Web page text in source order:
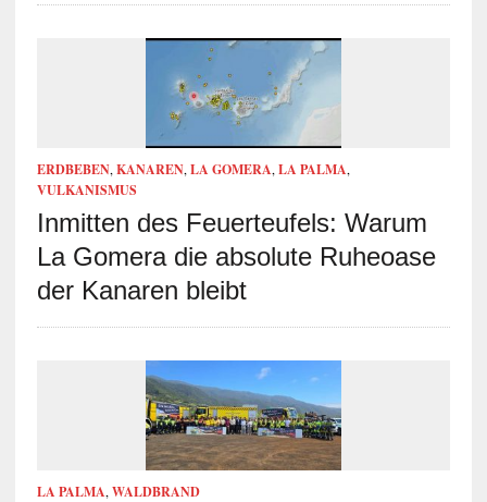
ERDBEBEN, KANAREN, LA GOMERA, LA PALMA,
VULKANISMUS
Inmitten des Feuerteufels: Warum
La Gomera die absolute Ruheoase
der Kanaren bleibt
LA PALMA, WALDBRAND